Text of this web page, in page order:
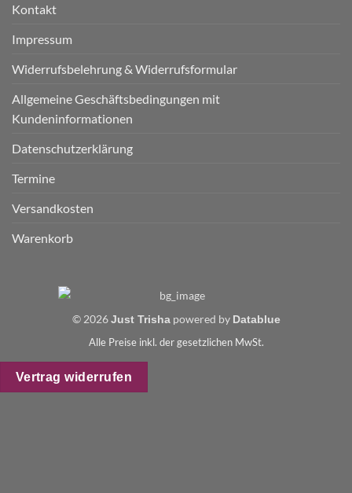
Kontakt
Impressum
Widerrufsbelehrung & Widerrufsformular
Allgemeine Geschäftsbedingungen mit
Kundeninformationen
Datenschutzerklärung
Termine
Versandkosten
Warenkorb
© 2026Just Trishapowered by Datablue
Alle Preise inkl. der gesetzlichen MwSt.
Vertrag widerrufen